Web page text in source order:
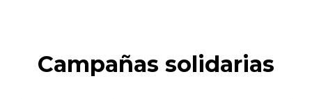
Campañas solidarias